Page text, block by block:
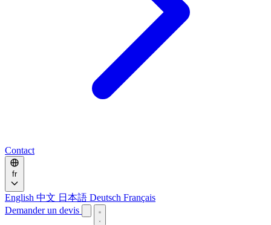
Contact
fr
English 中文 日本語 Deutsch Français
Demander un devis